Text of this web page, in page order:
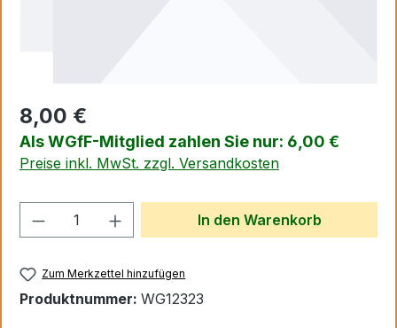
8,00 €
Als WGfF-Mitglied zahlen Sie nur: 6,00 €
Preise inkl. MwSt. zzgl. Versandkosten
Produkt Anzahl: Gib denIn den Warenkorb
Zum Merkzettel hinzufügen
Produktnummer: WG12323